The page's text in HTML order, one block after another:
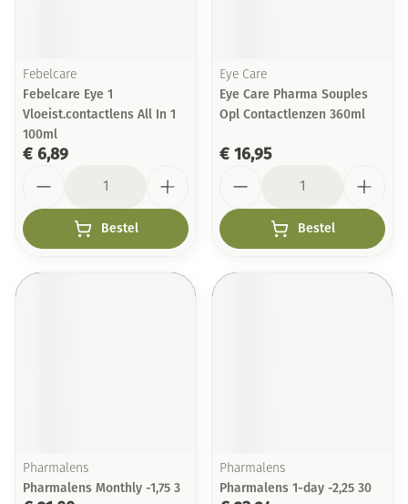
Febelcare
Febelcare Eye 1
Vloeist.contactlens All In 1
100ml
€ 6,89
Bestel
Eye Care
Eye Care Pharma Souples
Opl Contactlenzen 360ml
€ 16,95
Bestel
Pharmalens
Pharmalens Monthly -1,75 3
Pharmalens
Pharmalens 1-day -2,25 30